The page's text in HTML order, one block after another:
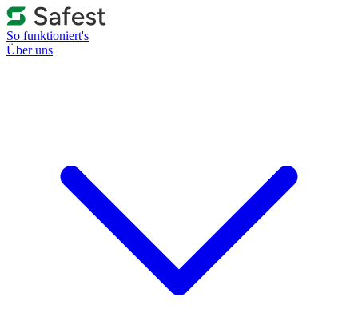
So funktioniert's
Über uns